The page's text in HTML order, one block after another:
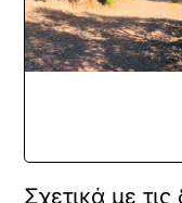
Σχετικά με